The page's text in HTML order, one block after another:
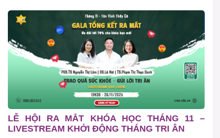
LỄ HỘI RA MẮT KHÓA HỌC THÁNG 11 –
LIVESTREAM KHỞI ĐỘNG THÁNG TRI ÂN